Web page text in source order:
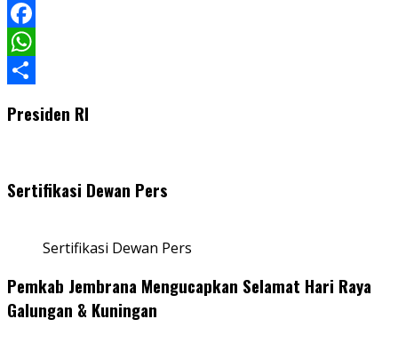
LinkedIn
Facebook
WhatsApp
Presiden RI
Sertifikasi Dewan Pers
Sertifikasi Dewan Pers
Pemkab Jembrana Mengucapkan Selamat Hari Raya
Galungan & Kuningan